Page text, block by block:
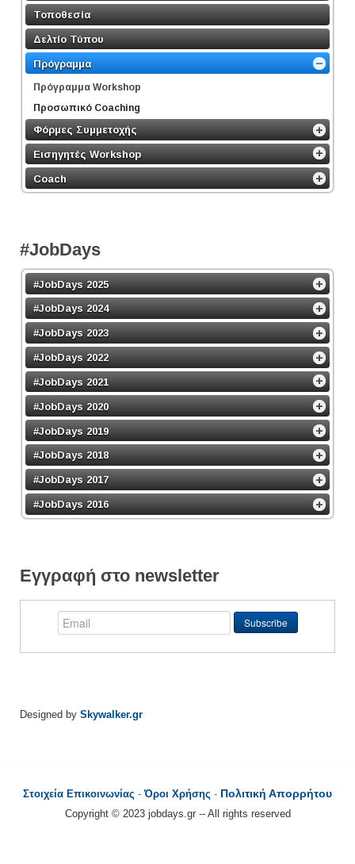
Τοποθεσία
Δελτίο Τύπου
Πρόγραμμα
Πρόγραμμα Workshop
Προσωπικό Coaching
Φόρμες Συμμετοχής
Εισηγητές Workshop
Coach
#JobDays
#JobDays 2025
#JobDays 2024
#JobDays 2023
#JobDays 2022
#JobDays 2021
#JobDays 2020
#JobDays 2019
#JobDays 2018
#JobDays 2017
#JobDays 2016
Εγγραφή στο newsletter
Designed by Skywalker.gr
Στοιχεία Επικοινωνίας -Όροι Χρήσης - Πολιτική Απορρήτου
Copyright © 2023 jobdays.gr -- All rights reserved